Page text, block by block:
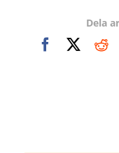
Dela
Facebook